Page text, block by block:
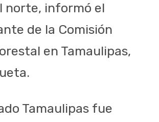
norte, informó el
de la Comisión
en Tamaulipas,
Tamaulipas fue